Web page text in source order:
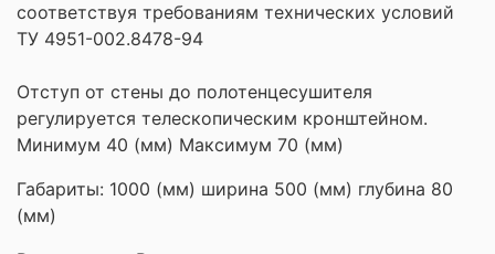
соответствуя требованиям технических условий
ТУ 4951-002.8478-94
Отступ от стены до полотенцесушителя
регулируется телескопическим кронштейном.
Минимум 40 (мм) Максимум 70 (мм)
Габариты: 1000 (мм) ширина 500 (мм) глубина 80
(мм)